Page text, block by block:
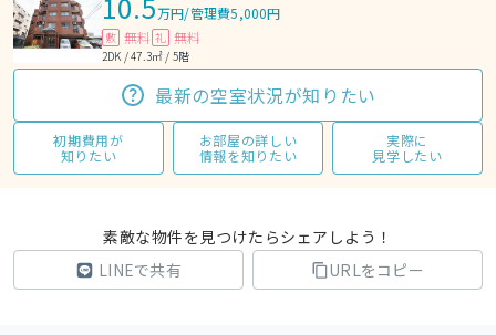
万円/管理費5,000円
敷 無料 礼 無料
2DK / 47.3㎡ / 5階
最新の空室状況が知りたい
初期費用が
知りたい
お部屋の詳しい
情報を知りたい
実際に
見学したい
素敵な物件を見つけたらシェアしよう！
LINEで共有
URLをコピー